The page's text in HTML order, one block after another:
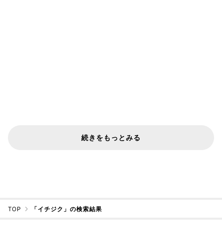
続きをもっとみる
TOP 「イチジク」の検索結果